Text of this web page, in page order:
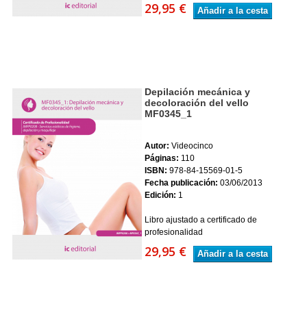
29,95 € Añadir a la cesta
Depilación mecánica y
decoloración del vello
MF0345_1
Autor: Videocinco
Páginas: 110
ISBN: 978-84-15569-01-5
Fecha publicación: 03/06/2013
Edición: 1
Libro ajustado a certificado de
profesionalidad
29,95 € Añadir a la cesta